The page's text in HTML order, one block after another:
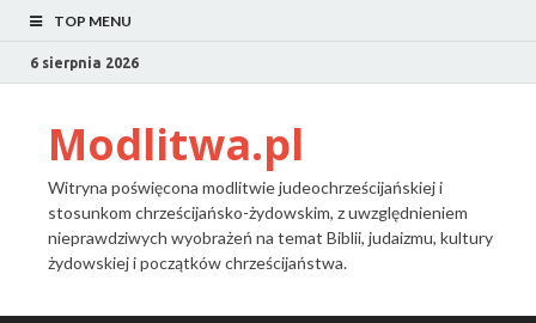
TOP MENU
6 sierpnia 2026
Modlitwa.pl
Witryna poświęcona modlitwie judeochrześcijańskiej i
stosunkom chrześcijańsko-żydowskim, z uwzględnieniem
nieprawdziwych wyobrażeń na temat Biblii, judaizmu, kultury
żydowskiej i początków chrześcijaństwa.